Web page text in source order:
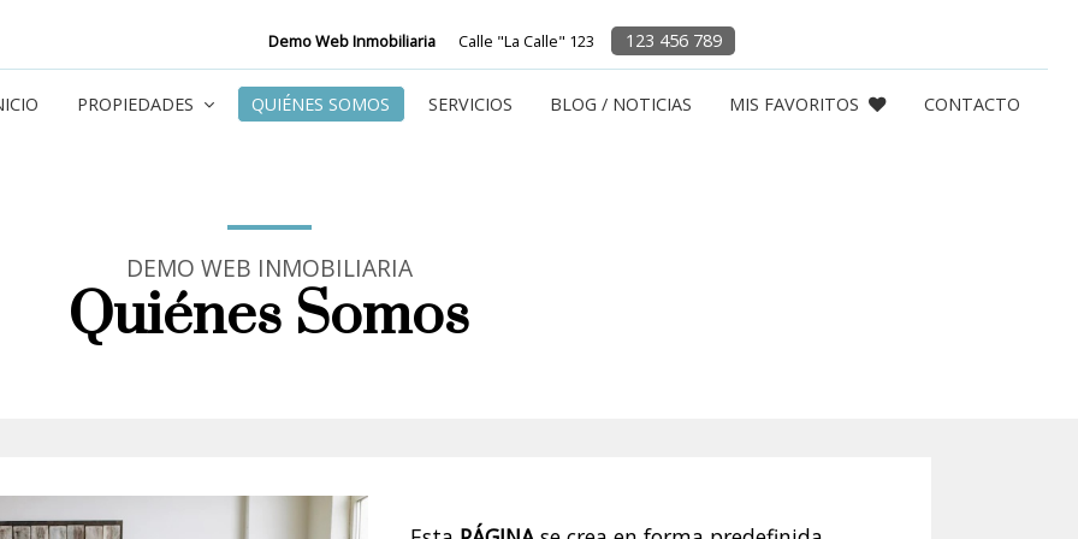
Demo Web Inmobiliaria Calle "La Calle" 123 123 456 789
PROPIEDADES QUIÉNES SOMOS SERVICIOS BLOG / NOTICIAS MIS FAVORITOS CONTACTO
DEMO WEB INMOBILIARIA
Quiénes Somos